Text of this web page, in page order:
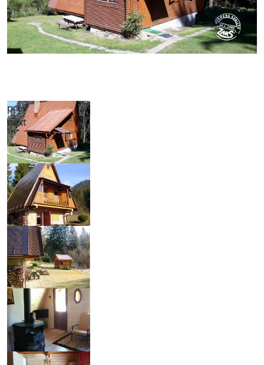
prev
next